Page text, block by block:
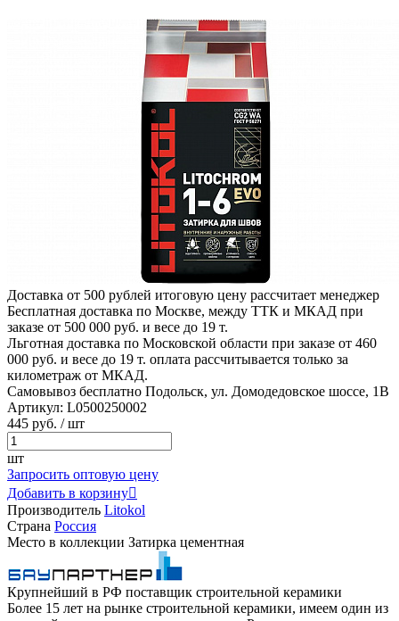
Доставка от 500 рублей итоговую цену рассчитает менеджер
Бесплатная доставка по Москве, между ТТК и МКАД при
заказе от 500 000 руб. и весе до 19 т.
Льготная доставка по Московской области при заказе от 460
000 руб. и весе до 19 т. оплата рассчитывается только за
километраж от МКАД.
Самовывоз бесплатно Подольск, ул. Домодедовское шоссе, 1В
Артикул: L0500250002
445 руб. / шт
шт
Запросить оптовую цену
Добавить в корзину
Производитель Litokol
Страна Россия
Место в коллекции Затирка цементная
Крупнейший в РФ поставщик строительной керамики
Более 15 лет на рынке строительной керамики, имеем один из